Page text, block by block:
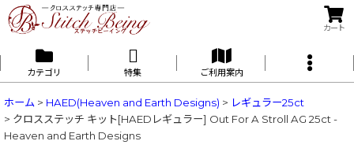
カート
カテゴリ 特集 ご利用案内
ホーム > HAED(Heaven and Earth Designs) > レギュラー25ct
> クロスステッチ キット[HAEDレギュラー] Out For A Stroll AG 25ct -
Heaven and Earth Designs